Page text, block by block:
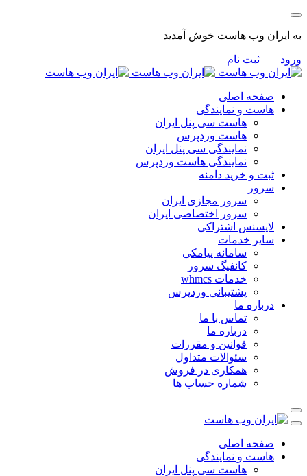
به ایران وب هاست خوش آمدید
ورود ثبت نام
صفحه اصلی
هاست و نمایندگی
هاست سی پنل ایران
هاست وردپرس
نمایندگی سی پنل ایران
نمایندگی هاست وردپرس
ثبت و خرید دامنه
سرور
سرور مجازی ایران
سرور اختصاصی ایران
لایسنس اشتراکی
سایر خدمات
سامانه پیامکی
کانفیگ سرور
خدمات whmcs
پشتیبانی وردپرس
درباره ما
تماس با ما
درباره ما
قوانین و مقررات
سئوالات متداول
همکاری در فروش
شماره حساب ها
صفحه اصلی
هاست و نمایندگی
هاست سی پنل ایران